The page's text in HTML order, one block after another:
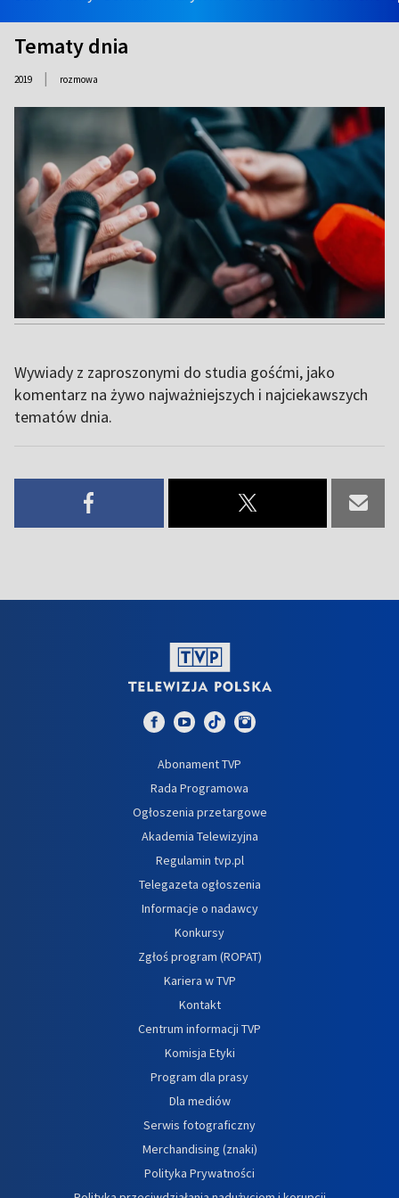
Tematy dnia
2019 | rozmowa
Wywiady z zaproszonymi do studia gośćmi, jako
komentarz na żywo najważniejszych i najciekawszych
tematów dnia.
Abonament TVP
Rada Programowa
Ogłoszenia przetargowe
Akademia Telewizyjna
Regulamin tvp.pl
Telegazeta ogłoszenia
Informacje o nadawcy
Konkursy
Zgłoś program (ROPAT)
Kariera w TVP
Kontakt
Centrum informacji TVP
Komisja Etyki
Program dla prasy
Dla mediów
Serwis fotograficzny
Merchandising (znaki)
Polityka Prywatności